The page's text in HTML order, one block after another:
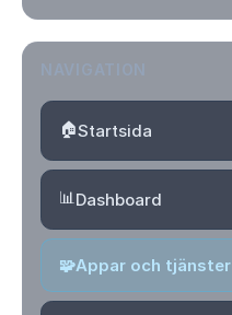
🏠Startsida
📊Dashboard
🧩Appar och tjänster